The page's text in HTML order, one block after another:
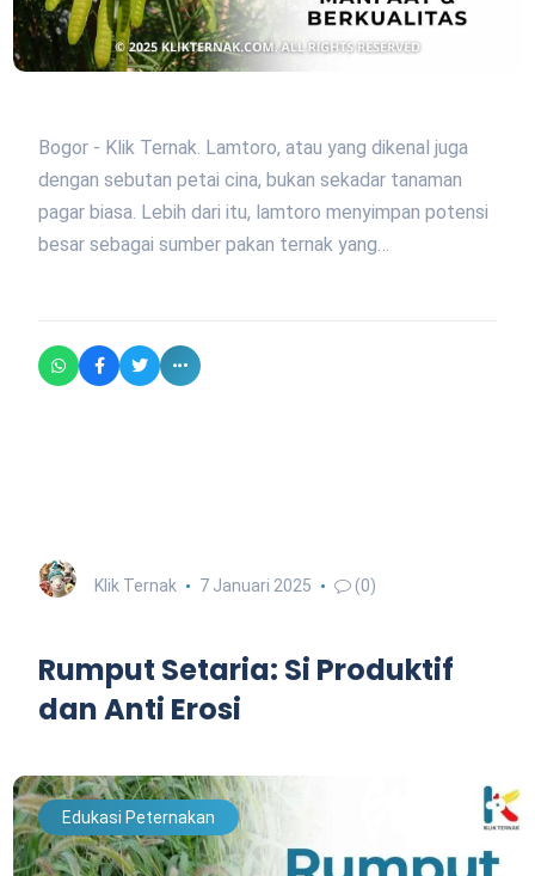
Bogor - Klik Ternak. Lamtoro, atau yang dikenal juga
dengan sebutan petai cina, bukan sekadar tanaman
pagar biasa. Lebih dari itu, lamtoro menyimpan potensi
besar sebagai sumber pakan ternak yang…
Klik Ternak 7 Januari 2025 (0)
Rumput Setaria: Si Produktif
dan Anti Erosi
Edukasi Peternakan